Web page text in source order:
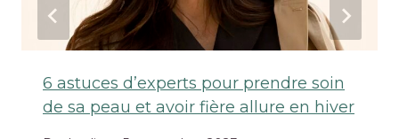
6 astuces d’experts pour prendre soin
de sa peau et avoir fière allure en hiver